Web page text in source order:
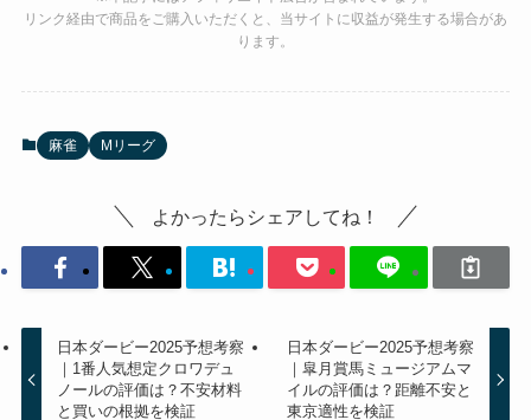
リンク経由で商品をご購入いただくと、当サイトに収益が発生する場合があ
ります。
麻雀 Mリーグ
よかったらシェアしてね！
日本ダービー2025予想考察
｜1番人気想定クロワデュ
ノールの評価は？不安材料
と買いの根拠を検証
日本ダービー2025予想考察
｜皐月賞馬ミュージアムマ
イルの評価は？距離不安と
東京適性を検証